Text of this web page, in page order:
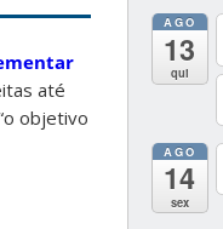
até
objetivo
AGO
13
qui
AGO
14
sex